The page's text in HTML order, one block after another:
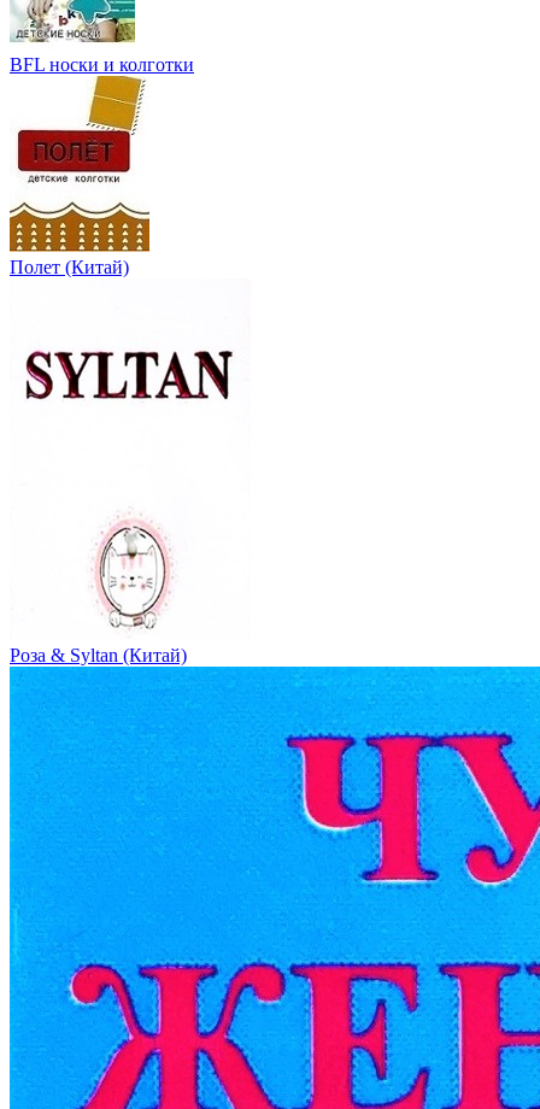
BFL носки и колготки
Полет (Китай)
Роза & Syltan (Китай)